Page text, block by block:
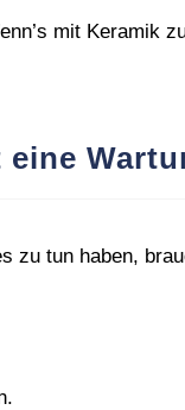
mit Keramik
zu tun haben,